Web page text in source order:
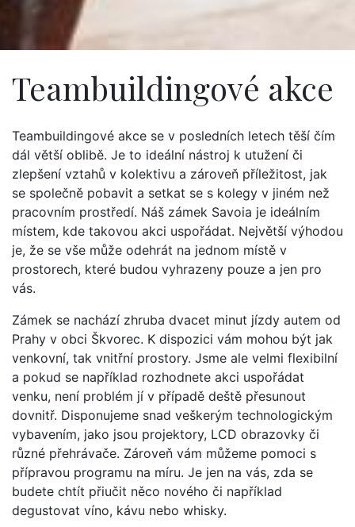
Teambuildingové akce
Teambuildingové akce se v posledních letech těší čím
dál větší oblibě. Je to ideální nástroj k utužení či
zlepšení vztahů v kolektivu a zároveň příležitost, jak
se společně pobavit a setkat se s kolegy v jiném než
pracovním prostředí. Náš zámek Savoia je ideálním
místem, kde takovou akci uspořádat. Největší výhodou
je, že se vše může odehrát na jednom místě v
prostorech, které budou vyhrazeny pouze a jen pro
vás.
Zámek se nachází zhruba dvacet minut jízdy autem od
Prahy v obci Škvorec. K dispozici vám mohou být jak
venkovní, tak vnitřní prostory. Jsme ale velmi flexibilní
a pokud se například rozhodnete akci uspořádat
venku, není problém jí v případě deště přesunout
dovnitř. Disponujeme snad veškerým technologickým
vybavením, jako jsou projektory, LCD obrazovky či
různé přehrávače. Zároveň vám můžeme pomoci s
přípravou programu na míru. Je jen na vás, zda se
budete chtít přiučit něco nového či například
degustovat víno, kávu nebo whisky.